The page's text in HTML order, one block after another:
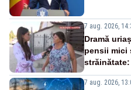
7 aug. 2026,
Dramă
pensii mici
7 aug. 2026,